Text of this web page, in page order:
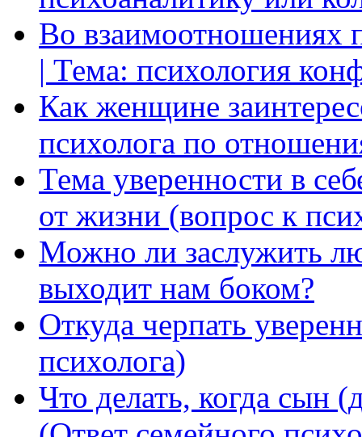
Во взаимоотношениях
| Тема: психология
Как женщине
психолога по
Тема уверенности в
от жизни (вопрос к
Можно ли заслужить
выходит нам боком?
Откуда черпать
психолога)
Что делать, когда сын